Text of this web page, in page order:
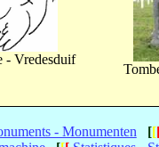
- Vredesduif
- Monumenten [[